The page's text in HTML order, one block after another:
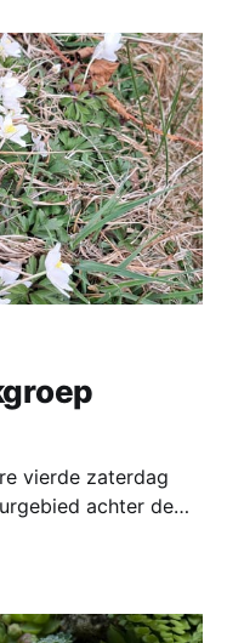
en
vierde zaterdag
achter de
deel bebouwd is,
Leij een nieuw